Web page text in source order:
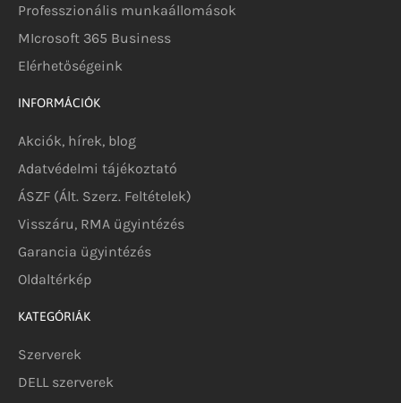
Professzionális munkaállomások
MIcrosoft 365 Business
Elérhetőségeink
INFORMÁCIÓK
Akciók, hírek, blog
Adatvédelmi tájékoztató
ÁSZF (Ált. Szerz. Feltételek)
Visszáru, RMA ügyintézés
Garancia ügyintézés
Oldaltérkép
KATEGÓRIÁK
Szerverek
DELL szerverek